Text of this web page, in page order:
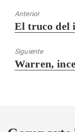
Anterior
Entrada
El truco del
Siguiente
Entrada
Warren,